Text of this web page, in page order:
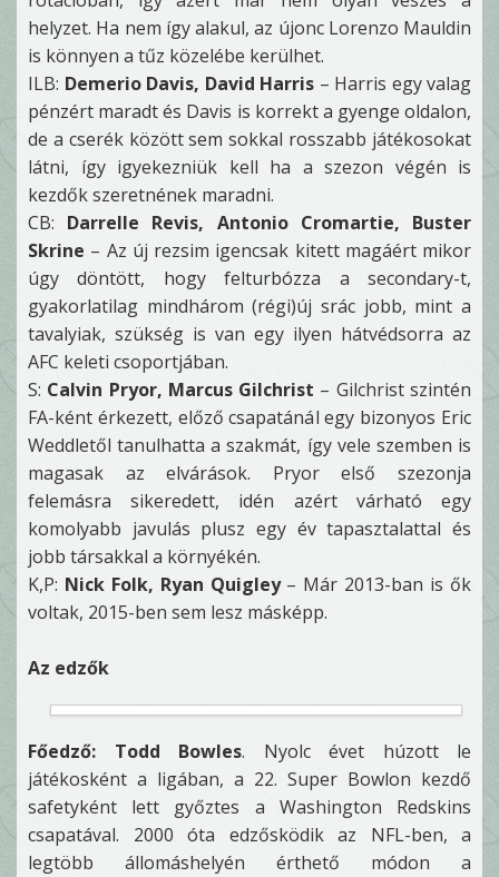
helyzet. Ha nem így alakul, az újonc Lorenzo Mauldin
is könnyen a tűz közelébe kerülhet.
ILB: Demerio Davis, David Harris – Harris egy valag
pénzért maradt és Davis is korrekt a gyenge oldalon,
de a cserék között sem sokkal rosszabb játékosokat
látni, így igyekezniük kell ha a szezon végén is
kezdők szeretnének maradni.
CB: Darrelle Revis, Antonio Cromartie, Buster
Skrine – Az új rezsim igencsak kitett magáért mikor
úgy döntött, hogy felturbózza a secondary-t,
gyakorlatilag mindhárom (régi)új srác jobb, mint a
tavalyiak, szükség is van egy ilyen hátvédsorra az
AFC keleti csoportjában.
S: Calvin Pryor, Marcus Gilchrist – Gilchrist szintén
FA-ként érkezett, előző csapatánál egy bizonyos Eric
Weddletől tanulhatta a szakmát, így vele szemben is
magasak az elvárások. Pryor első szezonja
felemásra sikeredett, idén azért várható egy
komolyabb javulás plusz egy év tapasztalattal és
jobb társakkal a környékén.
K,P: Nick Folk, Ryan Quigley– Már 2013-ban is ők
voltak, 2015-ben sem lesz másképp.
Az edzők
Főedző: Todd Bowles. Nyolc évet húzott le
játékosként a ligában, a 22. Super Bowlon kezdő
safetyként lett győztes a Washington Redskins
csapatával. 2000 óta edzősködik az NFL-ben, a
legtöbb állomáshelyén érthető módon a